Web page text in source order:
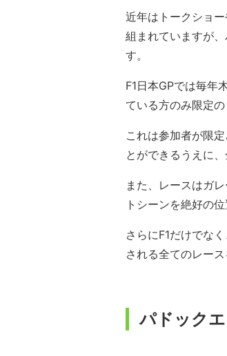
近年はトークショ
組まれていますが
す。
F1日本GPでは毎年
ている方のみ限定
これは参加者が限
とができるうえに
また、レースはガ
トシーンを絶好の
さらにF1だけでな
される全てのレー
パドック